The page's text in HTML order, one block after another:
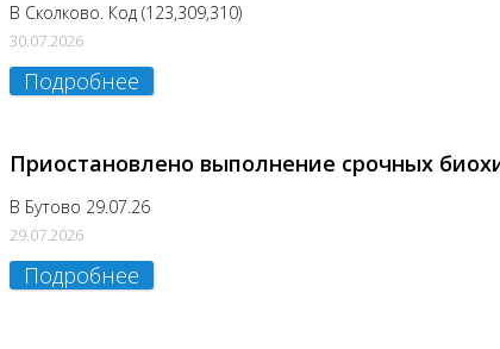
В Сколково. Код (123,309,310)
30.07.2026
Подробнее
Приостановлено выполнение срочных
В Бутово 29.07.26
29.07.2026
Подробнее